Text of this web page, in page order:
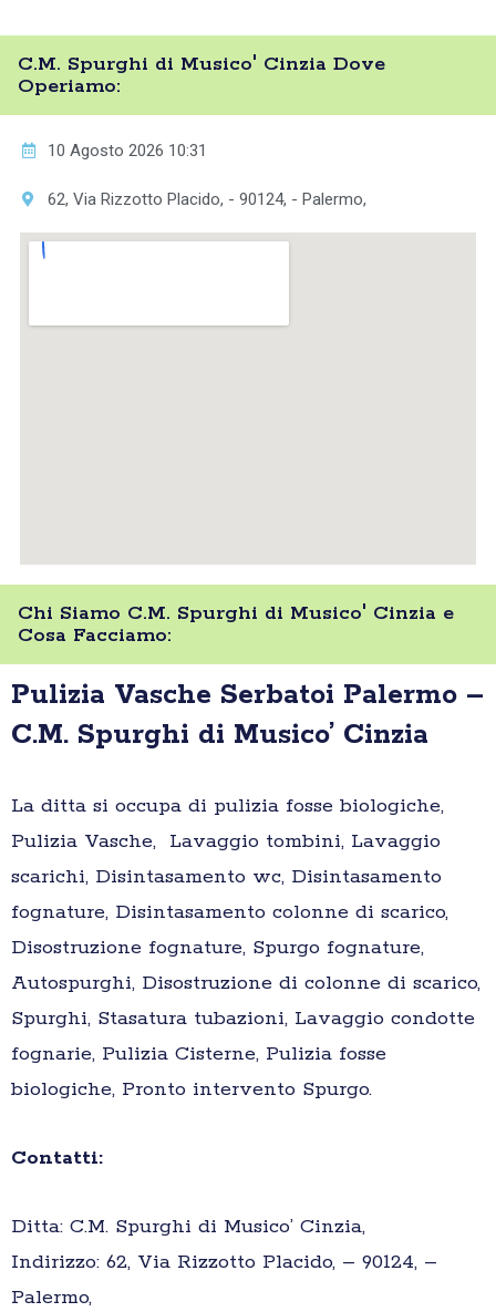
C.M. Spurghi di Musico' Cinzia Dove
Operiamo:
10 Agosto 2026 10:31
62, Via Rizzotto Placido, - 90124, - Palermo,
Chi Siamo C.M. Spurghi di Musico' Cinzia e
Cosa Facciamo:
Pulizia Vasche Serbatoi Palermo –
C.M. Spurghi di Musico’ Cinzia
La ditta si occupa di pulizia fosse biologiche,
Pulizia Vasche, Lavaggio tombini, Lavaggio
scarichi, Disintasamento wc, Disintasamento
fognature, Disintasamento colonne di scarico,
Disostruzione fognature, Spurgo fognature,
Autospurghi, Disostruzione di colonne di scarico,
Spurghi, Stasatura tubazioni, Lavaggio condotte
fognarie, Pulizia Cisterne, Pulizia fosse
biologiche, Pronto intervento Spurgo.
Contatti:
Ditta: C.M. Spurghi di Musico’ Cinzia,
Indirizzo: 62, Via Rizzotto Placido, – 90124, –
Palermo,